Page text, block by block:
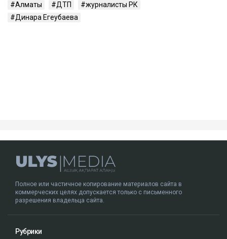
Алматы ДТП
журналисты РК
Динара Егеубаева
Полное или частичное копирование материалов сайта в
коммерческих целях допускается только с письменного
разрешения владельца сайта.
Рубрики